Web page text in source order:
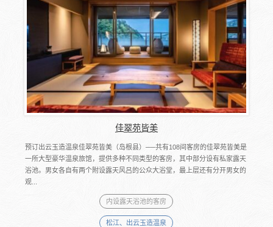
佳翠苑皆美
预订出云玉造温泉佳翠苑皆美（岛根县）──共有108间客房的佳翠苑皆美是
一所大型豪华温泉旅馆，提供多种不同类型的客房，其中部分设有私家露天
浴池。男女各自有两个附设露天风吕的公众大浴堂，最上层还有分开男女的
观...
内设露天浴池的客房
松江、出云玉造温泉